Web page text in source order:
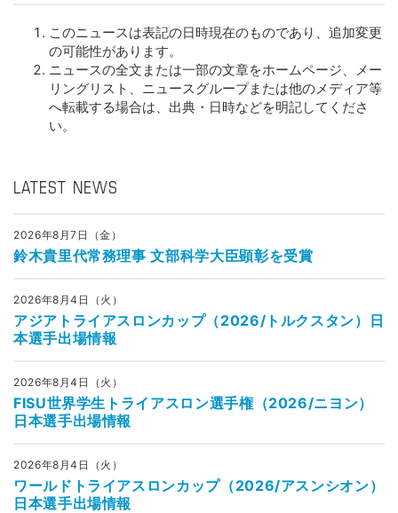
このニュースは表記の日時現在のものであり、追加変更
の可能性があります。
ニュースの全文または一部の文章をホームページ、メー
リングリスト、ニュースグループまたは他のメディア等
へ転載する場合は、出典・日時などを明記してくださ
い。
LATEST NEWS
2026年8月7日（金）
鈴木貴里代常務理事 文部科学大臣顕彰を受賞
2026年8月4日（火）
アジアトライアスロンカップ（2026/トルクスタン）日
本選手出場情報
2026年8月4日（火）
FISU世界学生トライアスロン選手権（2026/ニヨン）
日本選手出場情報
2026年8月4日（火）
ワールドトライアスロンカップ（2026/アスンシオン）
日本選手出場情報